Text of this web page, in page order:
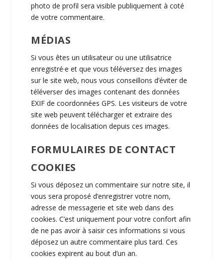
photo de profil sera visible publiquement à coté
de votre commentaire.
MÉDIAS
Si vous êtes un utilisateur ou une utilisatrice
enregistré·e et que vous téléversez des images
sur le site web, nous vous conseillons d’éviter de
téléverser des images contenant des données
EXIF de coordonnées GPS. Les visiteurs de votre
site web peuvent télécharger et extraire des
données de localisation depuis ces images.
FORMULAIRES DE CONTACT
COOKIES
Si vous déposez un commentaire sur notre site, il
vous sera proposé d’enregistrer votre nom,
adresse de messagerie et site web dans des
cookies. C’est uniquement pour votre confort afin
de ne pas avoir à saisir ces informations si vous
déposez un autre commentaire plus tard. Ces
cookies expirent au bout d’un an.